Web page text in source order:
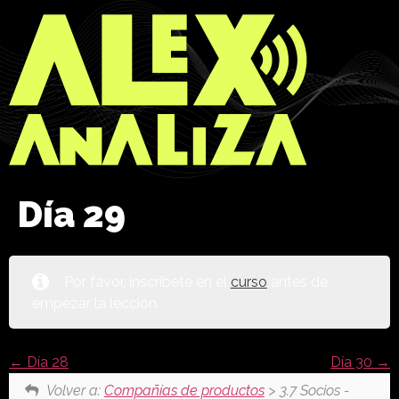
Día 29
curso
Día 28
Día 30
Volver a: Compañías de productos> 3.7 Socios -